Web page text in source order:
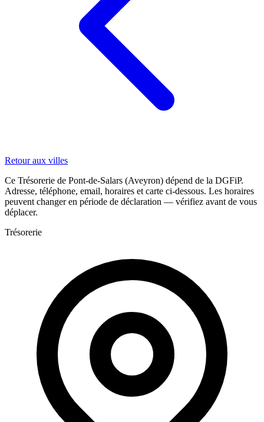
Retour aux villes
Ce Trésorerie de Pont-de-Salars (Aveyron) dépend de la DGFiP.
Adresse, téléphone, email, horaires et carte ci-dessous. Les horaires
peuvent changer en période de déclaration — vérifiez avant de vous
déplacer.
Trésorerie